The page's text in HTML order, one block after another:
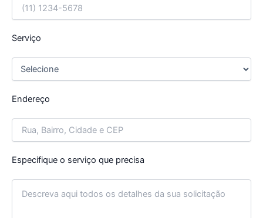
Serviço
Endereço
Especifique o serviço que precisa